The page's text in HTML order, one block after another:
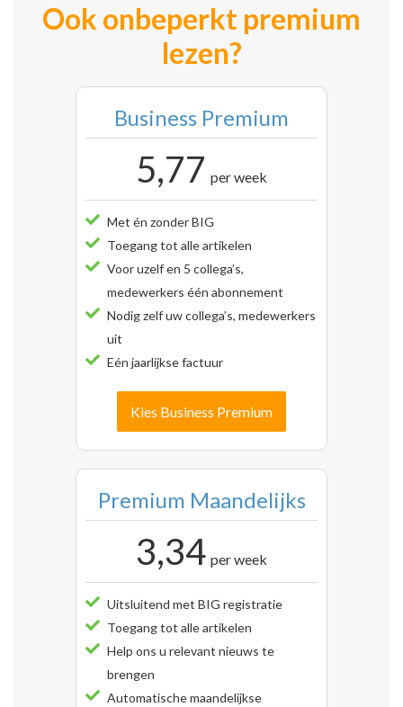
Ook onbeperkt premium
lezen?
Business Premium
5,77 per week
Met én zonder BIG
Toegang tot alle artikelen
Voor uzelf en 5 collega’s,
medewerkers één abonnement
Nodig zelf uw collega’s, medewerkers
uit
Eén jaarlijkse factuur
Kies Business Premium
Premium Maandelijks
3,34 per week
Uitsluitend met BIG registratie
Toegang tot alle artikelen
Help ons u relevant nieuws te
brengen
Automatische maandelijkse